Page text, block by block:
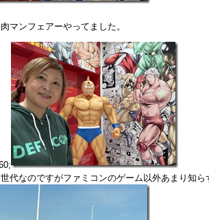
マンフェアーやってました。
代なのですがファミコンのゲーム以外あまり知ら